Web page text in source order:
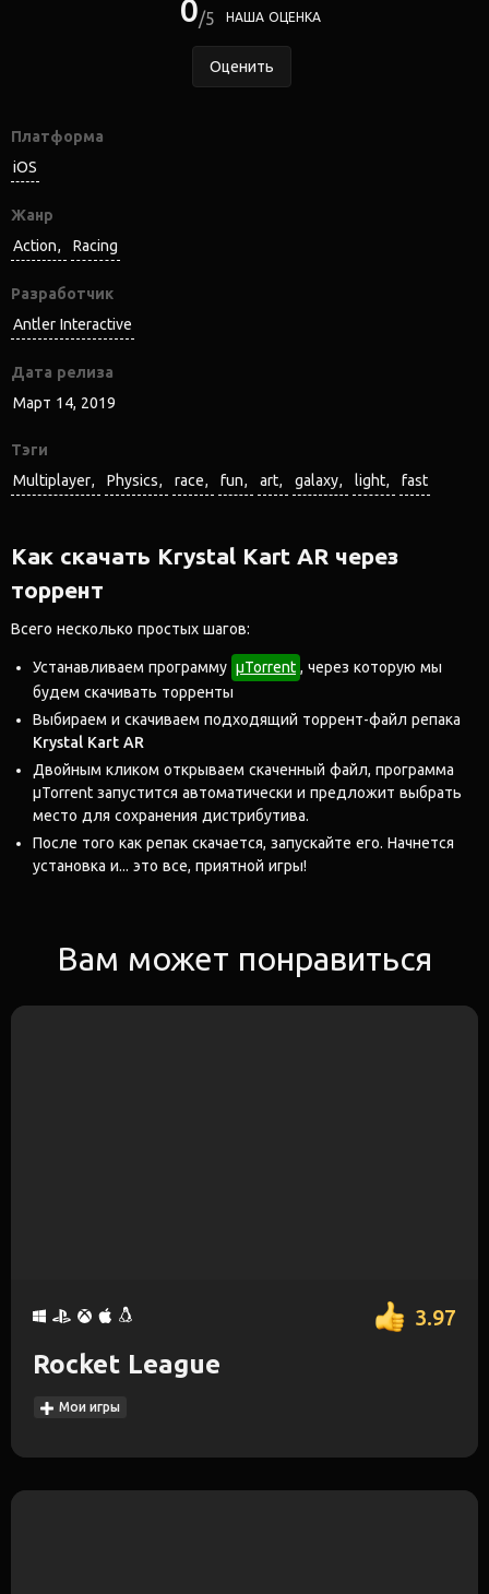
0 5 НАША ОЦЕНКА
Оценить
Платформа
iOS
Жанр
Action
Racing
Разработчик
Antler Interactive
Дата релиза
Март 14, 2019
Тэги
Multiplayer
Physics race fun art galaxy light fast
Как скачать Krystal Kart AR через
торрент
Всего несколько простых шагов:
Устанавливаем программу μTorrent , через которую мы
будем скачивать торренты
Выбираем и скачиваем подходящий торрент-файл репака
Krystal Kart AR
Двойным кликом открываем скаченный файл, программа
μTorrent запустится автоматически и предложит выбрать
место для сохранения дистрибутива.
После того как репак скачается, запускайте его. Начнется
установка и... это все, приятной игры!
Вам может понравиться
3.97
Rocket League
Мои игры